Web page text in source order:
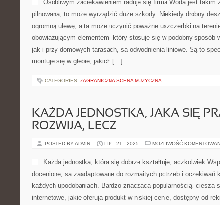
Osobliwym zaciekawieniem raduje się firma Woda jest takim
pilnowana, to może wyrządzić duże szkody. Niekiedy drobny
ogromną ulewę, a ta może uczynić poważne uszczerbki na
obowiązującym elementem, który stosuje się w podobny sposób
jak i przy domowych tarasach, są odwodnienia liniowe. Są to
montuje się w glebie, jakich […]
CATEGORIES: ZAGRANICZNA SCENA MUZYCZNA
KAŻDA JEDNOSTKA, JAKA SIĘ
ROZWIJA, LECZ
POSTED BY ADMIN LIP - 21 - 2025 MOŻLIWOŚĆ
Każda jednostka, która się dobrze kształtuje, aczkolwiek
docenione, są zaadaptowane do rozmaitych potrzeb i oczekiwań
każdych upodobaniach. Bardzo znaczącą popularnością, cieszą
internetowe, jakie oferują produkt w niskiej cenie, dostępny od